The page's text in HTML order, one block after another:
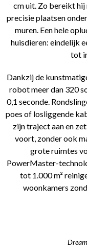
cm uit. Zo bereikt hij
precisie plaatsen
muren. Een hele
huisdieren: eindelijk
tot
Dankzij de
robot meer dan 320
0,1 seconde.
poes of losliggende
zijn traject aan en
voort, zonder ook
grote ruimtes
PowerMaster-
tot 1.000 m²
woonkamers